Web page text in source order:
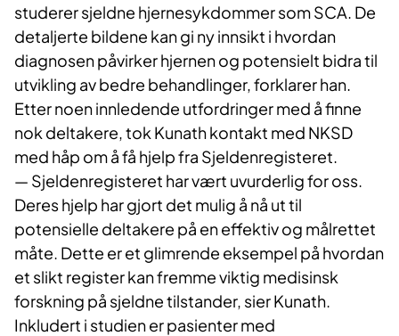
studerer sjeldne hjernesykdommer som SCA. De
detaljerte bildene kan gi ny innsikt i hvordan
diagnosen påvirker hjernen og potensielt bidra til
utvikling av bedre behandlinger, forklarer han.
Etter noen innledende utfordringer med å finne
nok deltakere, tok Kunath kontakt med NKSD
med håp om å få hjelp fra Sjeldenregisteret.
— Sjeldenregisteret har vært uvurderlig for oss.
Deres hjelp har gjort det mulig å nå ut til
potensielle deltakere på en effektiv og målrettet
måte. Dette er et glimrende eksempel på hvordan
et slikt register kan fremme viktig medisinsk
forskning på sjeldne tilstander, sier Kunath.
Inkludert i studien er pasienter med